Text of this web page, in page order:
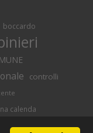
boccardo
controlli
calenda
molise